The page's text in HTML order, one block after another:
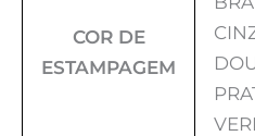
COR DE
ESTAMPAGEM